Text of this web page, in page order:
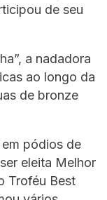
de seu
a nadadora
ao longo da
de bronze
pódios de
eleita Melhor
Troféu Best